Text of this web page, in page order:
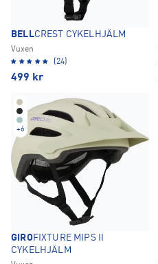
BELLCREST CYKELHJÄLM
Vuxen
(24)
499 kr
+6
GIROFIXTURE MIPS II
CYKELHJÄLM